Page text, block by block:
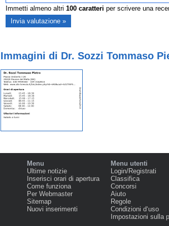
Immetti almeno altri 100caratteri per scrivere una
Immagini di Dr. Sozzi Tommaso
Menu
Ultime notizie
Inserisci orari di apertura
Come funziona
Per Webmaster
Sitemap
Nuovi inserimenti
Menu utenti
Login/Registrati
Classifica
Concorsi
Aiuto
Regole
Condizioni d‘uso
Impostazioni sulla